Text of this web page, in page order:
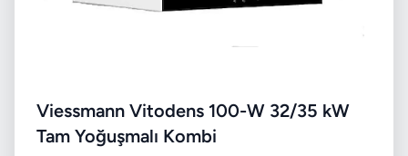
Viessmann Vitodens 100-W 32/35 kW
Tam Yoğuşmalı Kombi